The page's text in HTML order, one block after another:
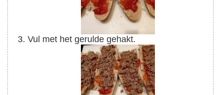
Vul met het gerulde gehakt.